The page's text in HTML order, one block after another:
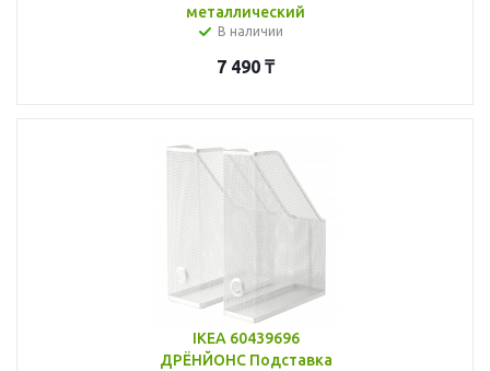
металлический
В наличии
7 490 ₸
IKEA 60439696
ДРЁНЙОНС Подставка